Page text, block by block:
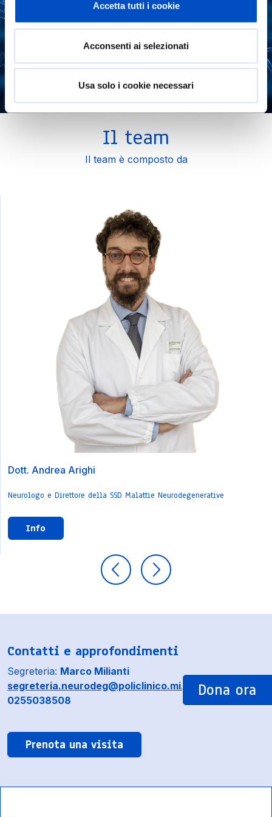
Accetta tutti i cookie
Acconsenti ai selezionati
Usa solo i cookie necessari
Il team
Il team è composto da
Dott. Andrea Arighi
Neurologo e Direttore della SSD Malattie Neurodegenerative
Info
Contatti e approfondimenti
Segreteria: Marco Milianti
segreteria.neurodeg@policlinico.mi.it
0255038508
Prenota una visita
Dona ora